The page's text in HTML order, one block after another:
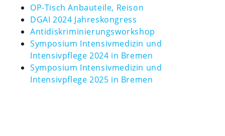
OP-Tisch Anbauteile, Reison
DGAI 2024 Jahreskongress
Antidiskriminierungsworkshop
Symposium Intensivmedizin und
Intensivpflege 2024 in Bremen
Symposium Intensivmedizin und
Intensivpflege 2025 in Bremen